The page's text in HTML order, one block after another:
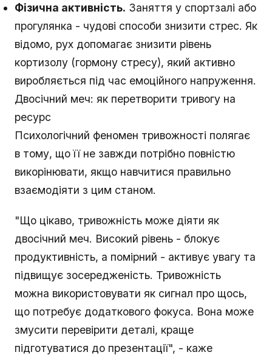
Фізична активність. Заняття у спортзалі або
прогулянка - чудові способи знизити стрес. Як
відомо, рух допомагає знизити рівень
кортизолу (гормону стресу), який активно
виробляється під час емоційного напруження.
Двосічний меч: як перетворити тривогу на
ресурс
Психологічний феномен тривожності полягає
в тому, що її не завжди потрібно повністю
викорінювати, якщо навчитися правильно
взаємодіяти з цим станом.
"Що цікаво, тривожність може діяти як
двосічний меч. Високий рівень - блокує
продуктивність, а помірний - активує увагу та
підвищує зосередженість. Тривожність
можна використовувати як сигнал про щось,
що потребує додаткового фокуса. Вона може
змусити перевірити деталі, краще
підготуватися до презентації", - каже